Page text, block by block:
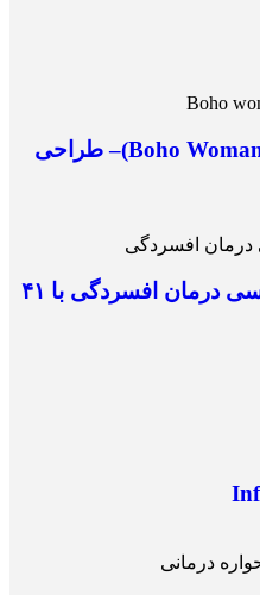
بوهو وومن سری نهم (Boho Woman Vol.۰۹)– طراحی
دانلود قالب پاورپوینت روانشناسی درمان افسردگی با ۴۱